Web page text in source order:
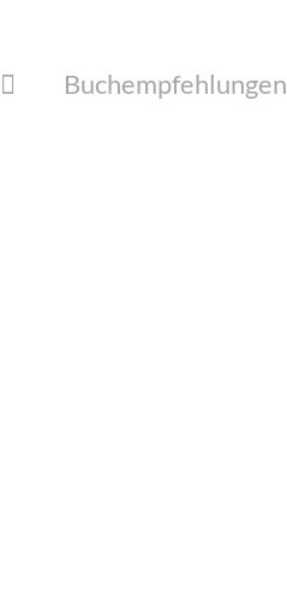
Buchempfehlungen